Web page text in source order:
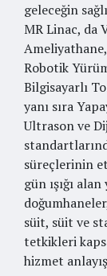
geleceğin
MR Linac, da
Robotik
Bilgisayarlı
yanı sıra
Ultrason ve
süreçlerinin
gün ışığı
süit, süit ve
tetkikleri
hizmet